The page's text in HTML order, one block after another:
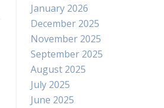
January 2026
December 2025
November 2025
September 2025
August 2025
July 2025
June 2025